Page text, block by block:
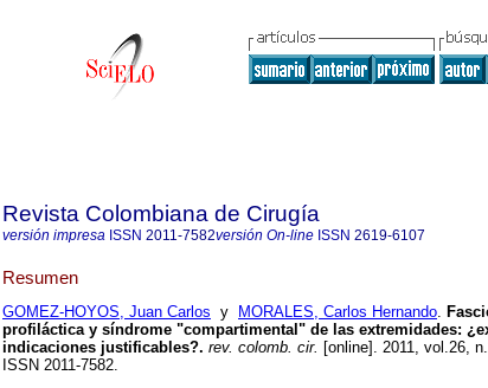
Revista Colombiana de Cirugía
versión impresa ISSN 2011-7582versión On-line ISSN 2619-6107
Resumen
GOMEZ-HOYOS, Juan Carlos y MORALES, Carlos Hernando.
profiláctica y síndrome "compartimental" de las extremidades:
indicaciones justificables?. rev. colomb. cir. [online]. 2011, vol.26,
ISSN 2011-7582.